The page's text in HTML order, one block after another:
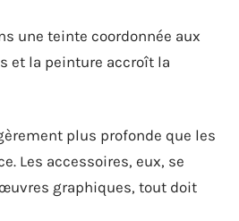
une teinte coordonnée aux
et la peinture accroît la
plus profonde que les
Les accessoires, eux, se
graphiques, tout doit